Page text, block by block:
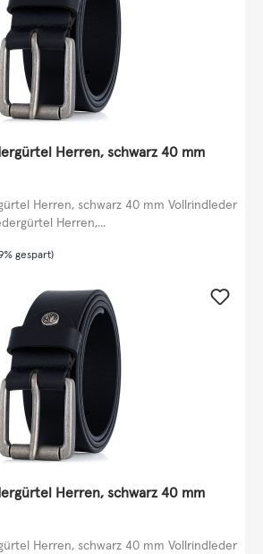
Herren, schwarz 40 mm
Herren, schwarz 40 mm Vollrindleder
Herren,...
gespart)
Herren, schwarz 40 mm
Herren, schwarz 40 mm Vollrindleder